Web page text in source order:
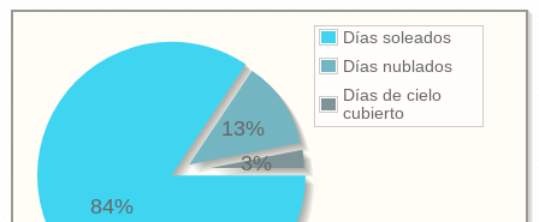
Días soleados
Días nublados
Días de cielo
cubierto
84%
13%
3%